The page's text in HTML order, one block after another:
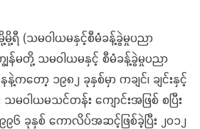
မို့မို့ရီ (သမဝါယမနှင့်စီမံခန့်ခွဲမှုပညာ
န်မတို့ သမဝါယမနှင့် စီမံခန့်ခွဲမှုပညာ
တော့ ၁၉၈၂ ခုနှစ်မှာ ကချင်၊ ချင်းနှင့်
ဝါယမသင်တန်း ကျောင်းအဖြစ် စပြီး
၉၆ ခုနှစ် ကောလိပ်အဆင့်ဖြစ်ခဲ့ပြီး ၂၀၁၂